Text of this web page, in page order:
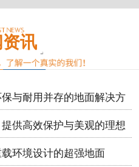
讯
与耐用并存的地面解决方
供高效保护与美观的理想
环境设计的超强地面